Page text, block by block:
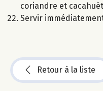
coriandre et
Servir
Retour à la liste